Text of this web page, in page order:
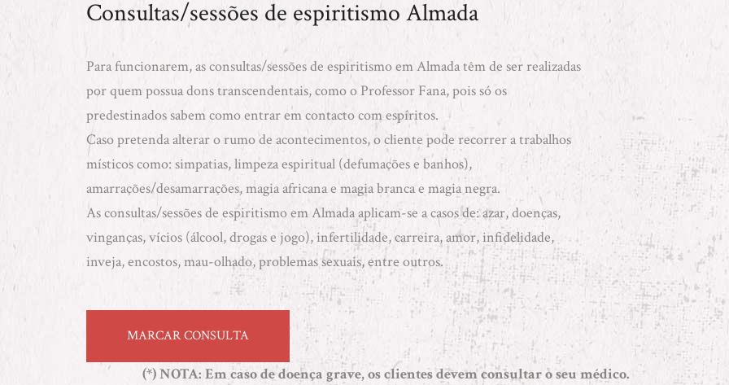
Consultas/sessões de espiritismo Almada
Para funcionarem, as consultas/sessões de espiritismo em Almada têm de ser realizadas
por quem possua dons transcendentais, como o Professor Fana, pois só os
predestinados sabem como entrar em contacto com espíritos.
Caso pretenda alterar o rumo de acontecimentos, o cliente pode recorrer a trabalhos
místicos como: simpatias,limpeza espiritual (defumações e banhos),
amarrações/desamarrações,magia africanaemagia branca e magia negra.
As consultas/sessões de espiritismo em Almada aplicam-se a casos de: azar, doenças,
vinganças, vícios (álcool, drogas e jogo), infertilidade, carreira, amor, infidelidade,
inveja, encostos, mau-olhado, problemas sexuais, entre outros.
MARCAR CONSULTA
(*) NOTA: Em caso de doença grave, os clientes devem consultar o seu médico.